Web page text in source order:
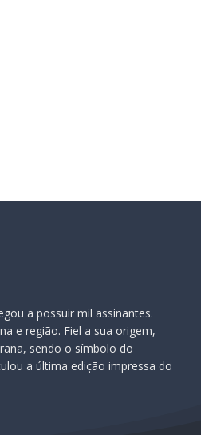
a possuir mil assinantes.
e região. Fiel a sua origem,
sendo o símbolo do
a última edição impressa do